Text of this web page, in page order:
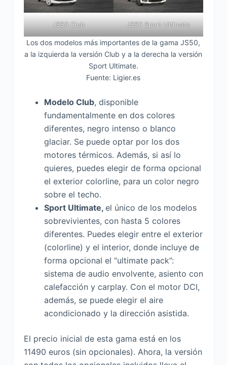
JS50 Club JS50 Sport Ultimate
Los dos modelos más importantes de la gama JS50,
a la izquierda la versión Club y a la derecha la versión
Sport Ultimate.
Fuente: Ligier.es
Modelo Club, disponible
fundamentalmente en dos colores
diferentes, negro intenso o blanco
glaciar. Se puede optar por los dos
motores térmicos. Además, si así lo
quieres, puedes elegir de forma opcional
el exterior colorline, para un color negro
sobre el techo.
Sport Ultimate, el único de los modelos
sobrevivientes, con hasta 5 colores
diferentes. Puedes elegir entre el exterior
(colorline) y el interior, donde incluye de
forma opcional el “ultimate pack”:
sistema de audio envolvente, asiento con
calefacción y carplay. Con el motor DCI,
además, se puede elegir el aire
acondicionado y la dirección asistida.
El precio inicial de esta gama está en los
11490 euros (sin opcionales). Ahora, la versión